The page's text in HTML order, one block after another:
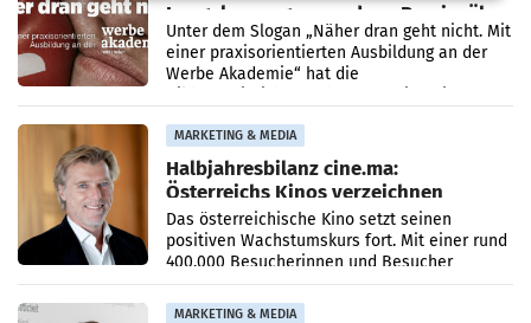
Imagekampagne rund um Praxisnähe
Unter dem Slogan „Näher dran geht nicht. Mit
einer praxisorientierten Ausbildung an der
Werbe Akademie“ hat die
MARKETING & MEDIA
Halbjahresbilanz cine.ma:
Österreichs Kinos verzeichnen
400.000 Besucher mehr
Das österreichische Kino setzt seinen
positiven Wachstumskurs fort. Mit einer rund
400.000 Besucherinnen und Besucher
höheren Nettoreichweite im ersten Halbjahr
2026 gegenüber dem
MARKETING & MEDIA